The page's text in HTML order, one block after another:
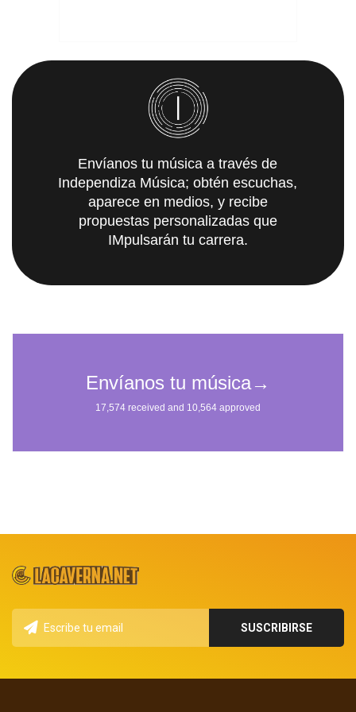
Envíanos tu música a través de
Independiza Música; obtén escuchas,
aparece en medios, y recibe
propuestas personalizadas que
IMpulsarán tu carrera.